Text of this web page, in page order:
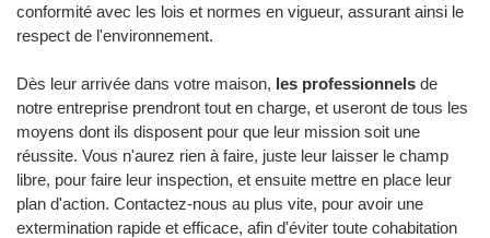
conformité avec les lois et normes en vigueur, assurant ainsi le
respect de l'environnement.
Dès leur arrivée dans votre maison, les professionnels de
notre entreprise prendront tout en charge, et useront de tous les
moyens dont ils disposent pour que leur mission soit une
réussite. Vous n'aurez rien à faire, juste leur laisser le champ
libre, pour faire leur inspection, et ensuite mettre en place leur
plan d'action. Contactez-nous au plus vite, pour avoir une
extermination rapide et efficace, afin d'éviter toute cohabitation